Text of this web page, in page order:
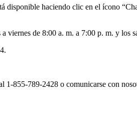
disponible haciendo clic en el ícono
viernes de 8:00 a. m. a 7:00 p. m. y los
855-789-2428 o comunicarse con